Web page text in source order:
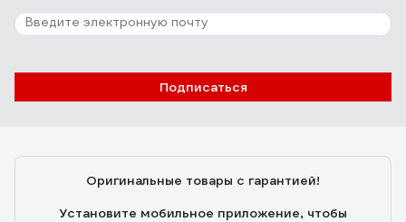
Подписаться
Оригинальные товары с гарантией!
Установите мобильное приложение, чтобы